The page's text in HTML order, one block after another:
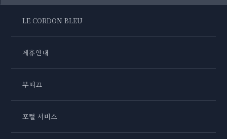
LE CORDON BLEU
제휴안내
부띠끄
포털 서비스